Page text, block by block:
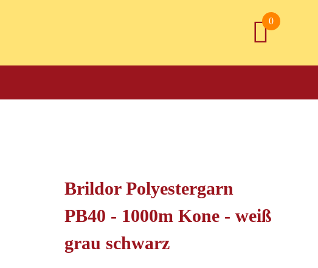
0
Brildor Polyestergarn
PB40 - 1000m Kone - weiß
grau schwarz